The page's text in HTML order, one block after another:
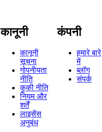
कानूनी
कानूनी
सूचना
गोपनीयता
नीति
कुकी नीति
नियम और
शर्तें
लाइसेंस
अनुबंध
कंपनी
हमारे बारे
में
ब्लॉग
संपर्क